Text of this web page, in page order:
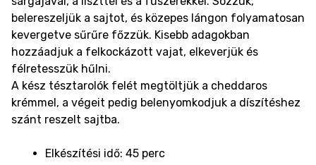
belereszeljük a sajtot, és közepes lángon folyamatosan
kevergetve sűrűre főzzük. Kisebb adagokban
hozzáadjuk a felkockázott vajat, elkeverjük és
félretesszük hűlni.
A kész tésztarolók felét megtöltjük a cheddaros
krémmel, a végeit pedig belenyomkodjuk a díszítéshez
szánt reszelt sajtba.
Elkészítési idő: 45 perc